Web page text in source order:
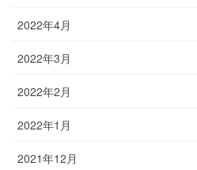
2022年4月
2022年3月
2022年2月
2022年1月
2021年12月